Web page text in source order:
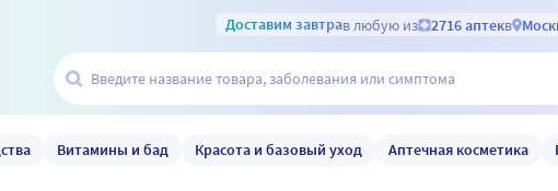
Доставим завтрав любую из 2716 аптекв
Витамины и бад Красота и базовый уход Аптечная косметика